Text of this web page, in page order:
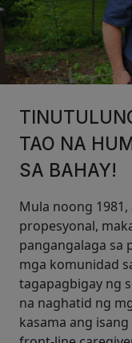
TAO NA
SA BAHAY!
Mula noong
propesyonal,
pangangalaga sa
mga komunidad
tagapagbigay ng
na naghatid ng
kasama ang